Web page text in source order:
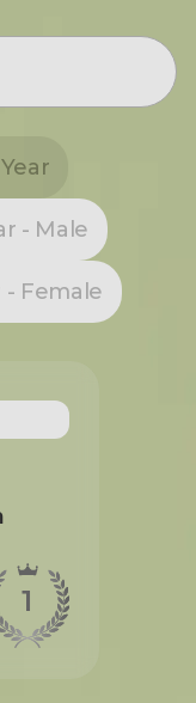
- Male
- Female
1